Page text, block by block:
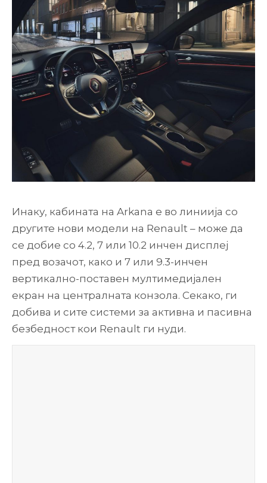
Инаку, кабината на Arkana е во линиија со
другите нови модели на Renault – може да
се добие со 4.2, 7 или 10.2 инчен дисплеј
пред возачот, како и 7 или 9.3-инчен
вертикално-поставен мултимедијален
екран на централната конзола. Секако, ги
добива и сите системи за активна и пасивна
безбедност кои Renault ги нуди.